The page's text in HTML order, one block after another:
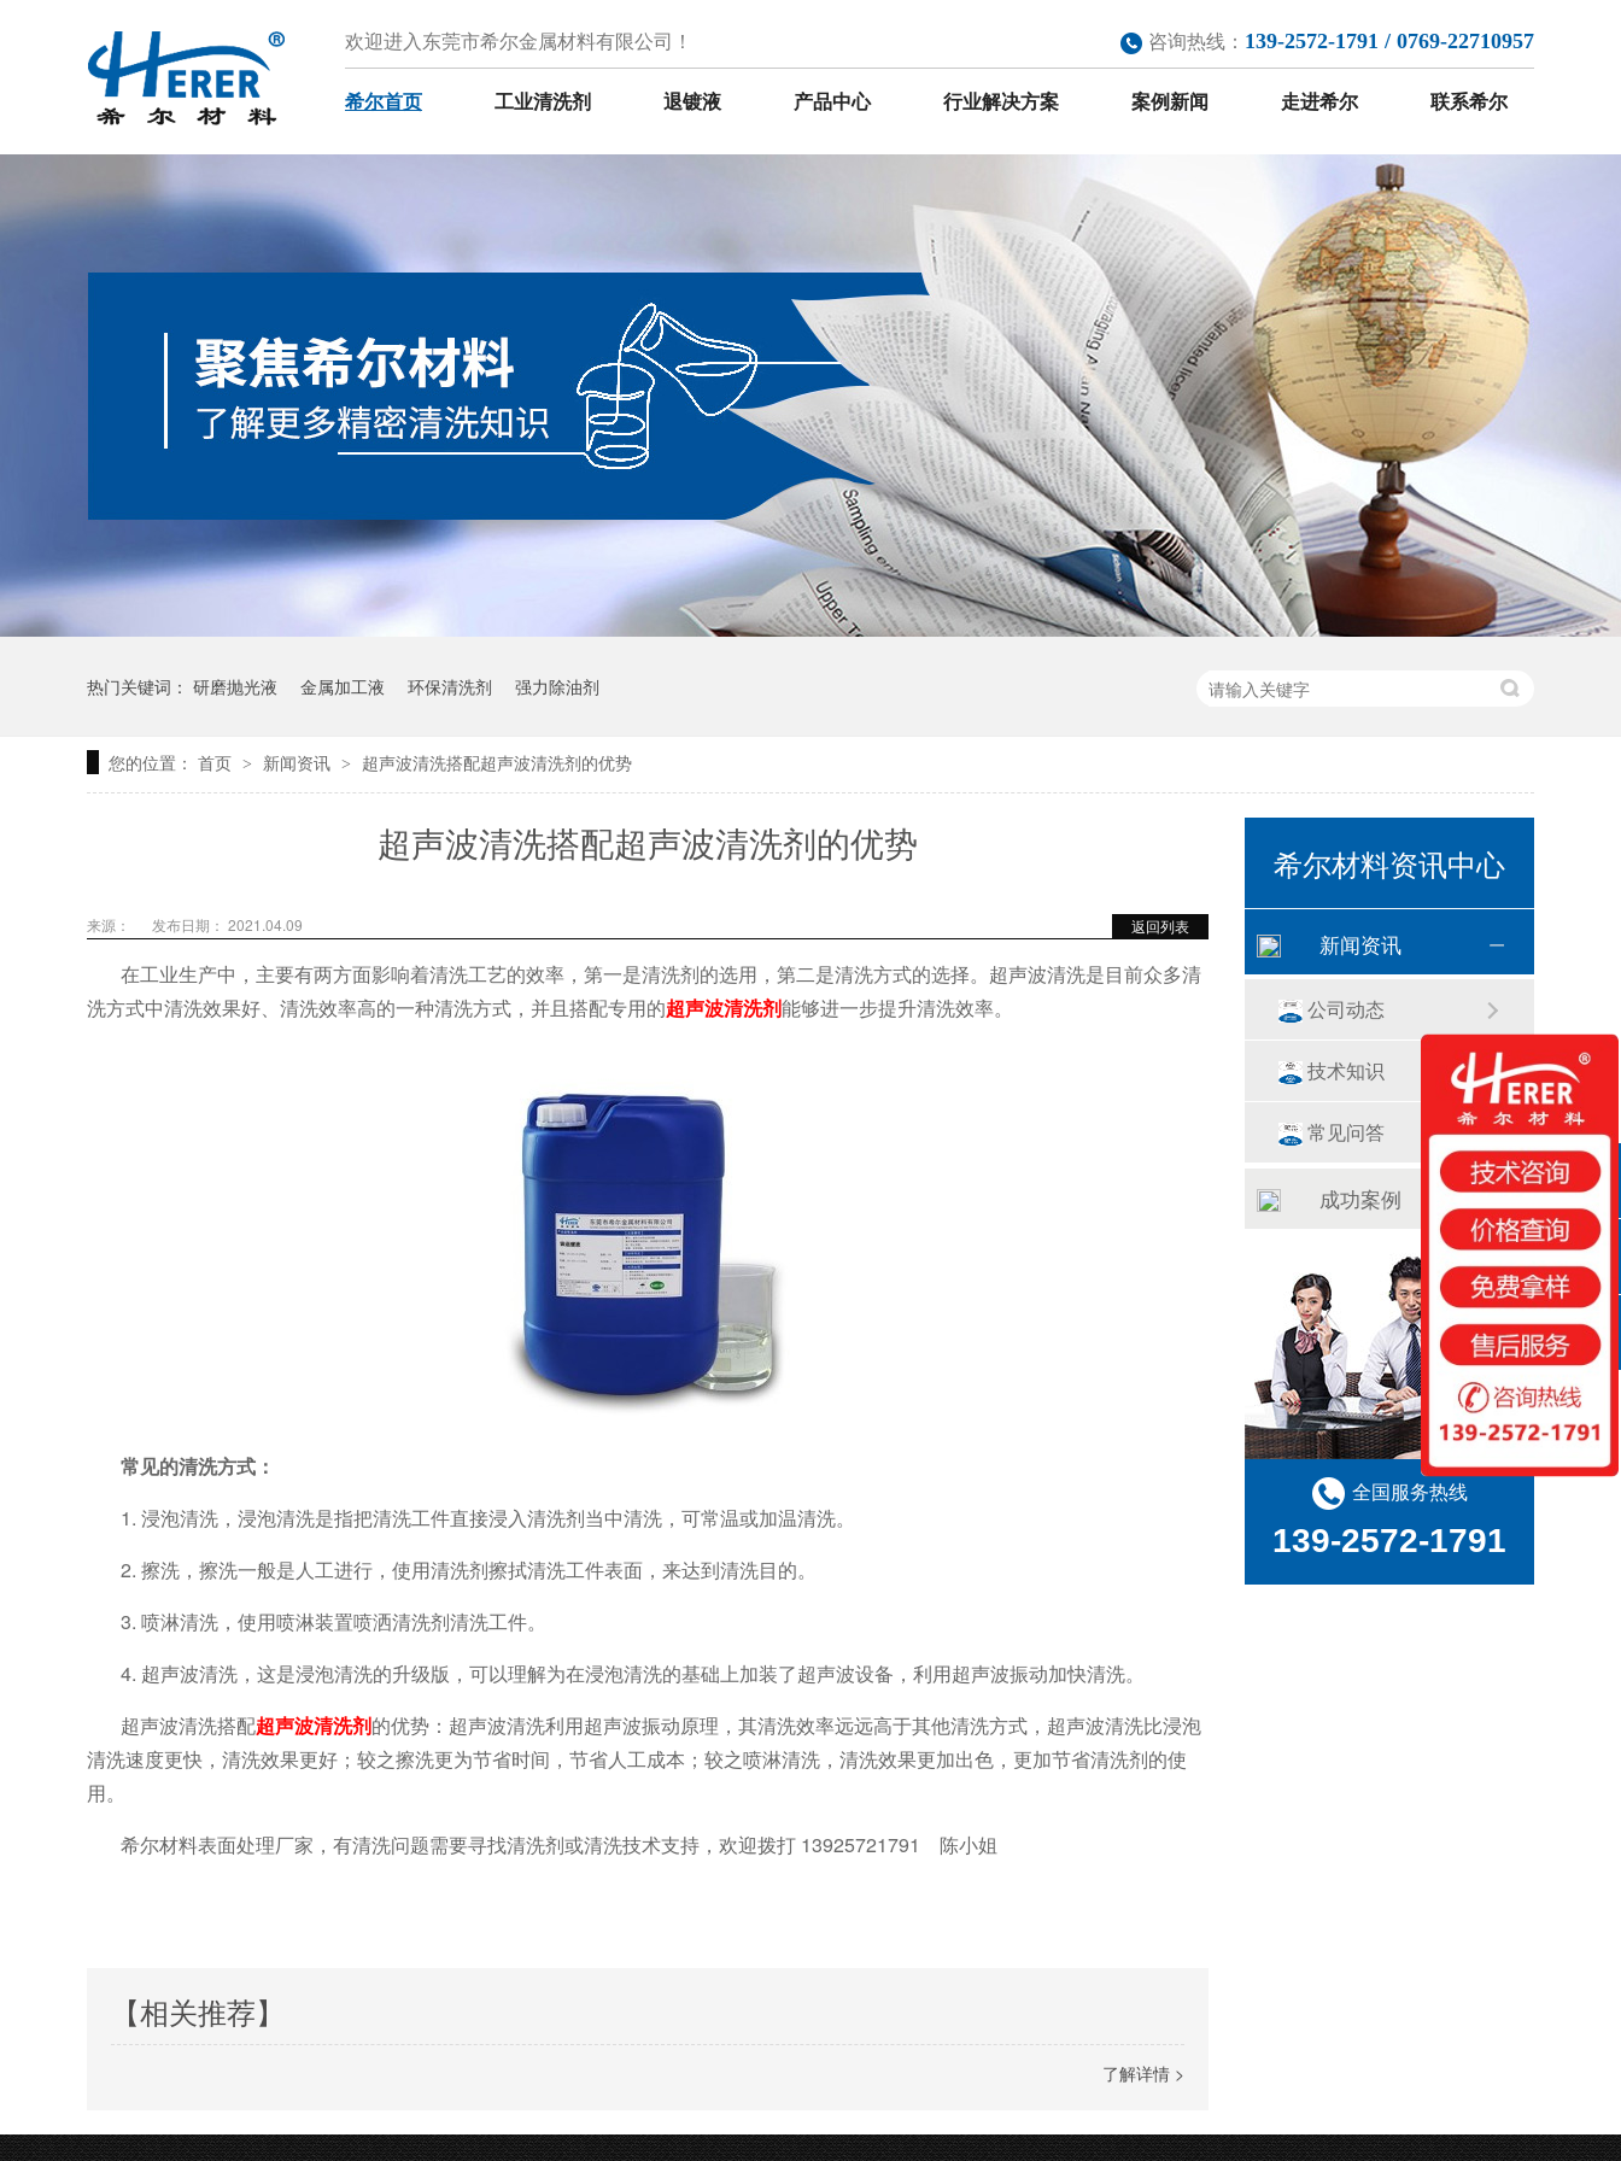
咨询热线： 139-2572-1791 / 0769-22710957
欢迎进入东莞市希尔金属材料有限公司！
希尔首页 工业清洗剂 退镀液 产品中心 行业解决方案 案例新闻 走进希尔 联系希尔
热门关键词： 研磨抛光液 金属加工液 环保清洗剂 强力除油剂
您的位置： 首页 > 新闻资讯 > 超声波清洗搭配超声波清洗剂的优势
超声波清洗搭配超声波清洗剂的优势
返回列表
来源： 发布日期： 2021.04.09
在工业生产中，主要有两方面影响着清洗工艺的效率，第一是清洗剂的选用，第二是清洗方式的选择。超声波清洗是目前众多清
洗方式中清洗效果好、清洗效率高的一种清洗方式，并且搭配专用的超声波清洗剂能够进一步提升清洗效率。
常见的清洗方式：
1. 浸泡清洗，浸泡清洗是指把清洗工件直接浸入清洗剂当中清洗，可常温或加温清洗。
2. 擦洗，擦洗一般是人工进行，使用清洗剂擦拭清洗工件表面，来达到清洗目的。
3. 喷淋清洗，使用喷淋装置喷洒清洗剂清洗工件。
4. 超声波清洗，这是浸泡清洗的升级版，可以理解为在浸泡清洗的基础上加装了超声波设备，利用超声波振动加快清洗。
超声波清洗搭配超声波清洗剂的优势：超声波清洗利用超声波振动原理，其清洗效率远远高于其他清洗方式，超声波清洗比浸泡
清洗速度更快，清洗效果更好；较之擦洗更为节省时间，节省人工成本；较之喷淋清洗，清洗效果更加出色，更加节省清洗剂的使
用。
希尔材料表面处理厂家，有清洗问题需要寻找清洗剂或清洗技术支持，欢迎拨打 13925721791 陈小姐
【相关推荐】
了解详情 >
希尔材料资讯中心
新闻资讯
公司动态
技术知识
常见问答
成功案例
全国服务热线
139-2572-1791
QQ咨询
咨询热线
扫一扫